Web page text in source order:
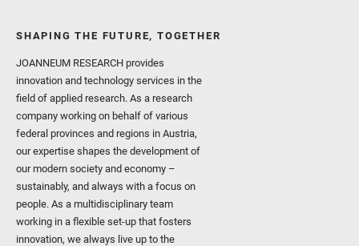
SHAPING THE FUTURE, TOGETHER
JOANNEUM RESEARCH provides
innovation and technology services in the
field of applied research. As a research
company working on behalf of various
federal provinces and regions in Austria,
our expertise shapes the development of
our modern society and economy –
sustainably, and always with a focus on
people. As a multidisciplinary team
working in a flexible set-up that fosters
innovation, we always live up to the